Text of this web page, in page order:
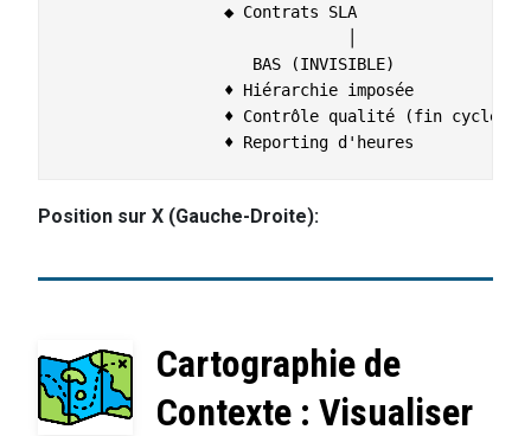
                 ◆ Contrats SLA
                    BAS (INVISIBLE)
                 ♦ Hiérarchie imposée
                 ♦ Contrôle qualité (fin cycle)
Position sur X (Gauche-Droite):
Cartographie de
Contexte : Visualiser